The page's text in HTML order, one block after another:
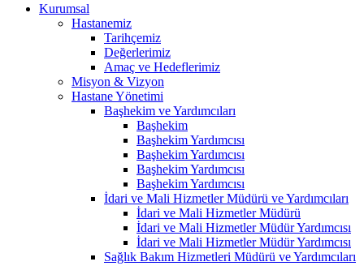
Kurumsal
Hastanemiz
Tarihçemiz
Değerlerimiz
Amaç ve Hedeflerimiz
Misyon & Vizyon
Hastane Yönetimi
Başhekim ve Yardımcıları
Başhekim
Başhekim Yardımcısı
Başhekim Yardımcısı
Başhekim Yardımcısı
Başhekim Yardımcısı
İdari ve Mali Hizmetler Müdürü ve Yardımcıları
İdari ve Mali Hizmetler Müdürü
İdari ve Mali Hizmetler Müdür Yardımcısı
İdari ve Mali Hizmetler Müdür Yardımcısı
Sağlık Bakım Hizmetleri Müdürü ve Yardımcıları